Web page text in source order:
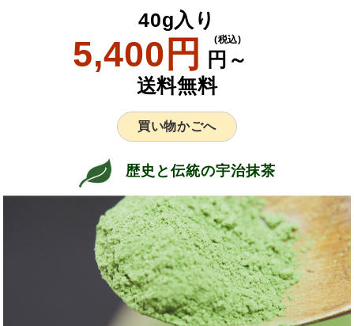
40g入り
5,400円 円～
(税込)
送料無料
買い物かごへ
歴史と伝統の宇治抹茶